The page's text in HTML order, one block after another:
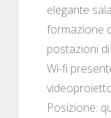
elegante
formazione
postazioni
Wi-fi
Posizione: